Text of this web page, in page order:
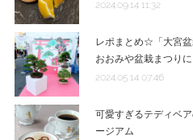
2024.09.14 11:32
レポまとめ☆「大宮盆
おおみや盆栽まつり
2024.05.14 07:46
可愛すぎるテディベ
ージアム